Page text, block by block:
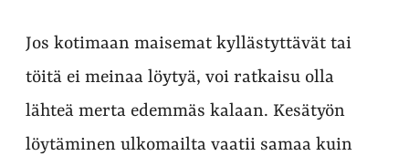
Jos kotimaan maisemat kyllästyttävät tai
töitä ei meinaa löytyä, voi ratkaisu olla
lähteä merta edemmäs kalaan. Kesätyön
löytäminen ulkomailta vaatii samaa kuin